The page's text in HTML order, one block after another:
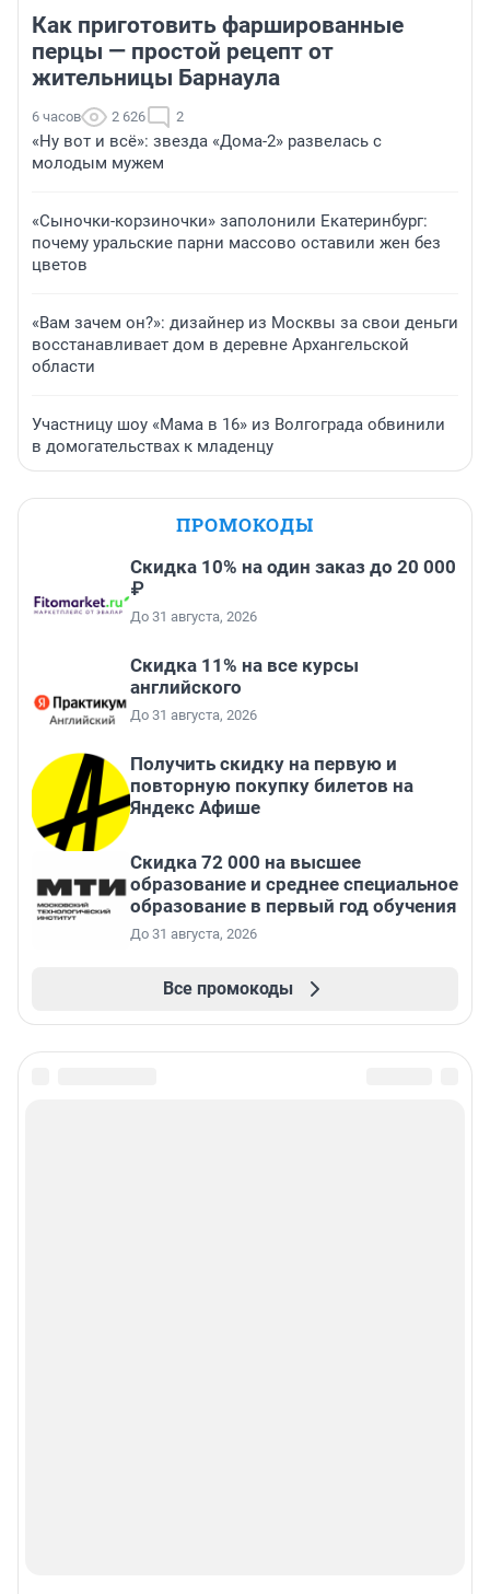
Как приготовить фаршированные
перцы — простой рецепт от
жительницы Барнаула
6 часов 2 626 2
«Ну вот и всё»: звезда «Дома-2» развелась с
молодым мужем
«Сыночки-корзиночки» заполонили Екатеринбург:
почему уральские парни массово оставили жен без
цветов
«Вам зачем он?»: дизайнер из Москвы за свои деньги
восстанавливает дом в деревне Архангельской
области
Участницу шоу «Мама в 16» из Волгограда обвинили
в домогательствах к младенцу
ПРОМОКОДЫ
Скидка 10% на один заказ до 20 000
₽
До 31 августа, 2026
Скидка 11% на все курсы
английского
До 31 августа, 2026
Получить скидку на первую и
повторную покупку билетов на
Яндекс Афише
Скидка 72 000 на высшее
образование и среднее специальное
образование в первый год обучения
До 31 августа, 2026
Все промокоды